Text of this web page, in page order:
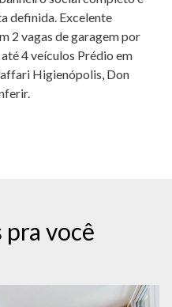
definida. Excelente
2 vagas de garagem por
4 veículos Prédio em
Higienópolis, Don
pra você